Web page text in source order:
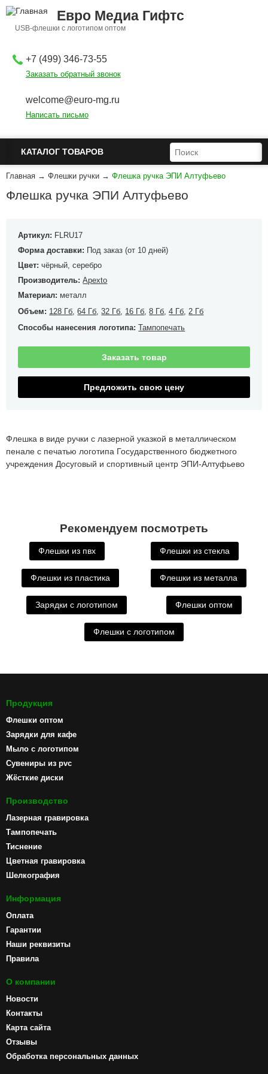
Перейти к основному содержанию
Евро Медиа Гифтс
USB-флешки с логотипом оптом
+7 (499) 346-73-55
Заказать обратный звонок
welcome@euro-mg.ru
Написать письмо
КАТАЛОГ ТОВАРОВ ФОРМА ПОИСКА
ПОИСК
Главная → Флешки ручки → Флешка ручка ЭПИ Алтуфьево
Флешка ручка ЭПИ Алтуфьево
Артикул: FLRU17
Форма доставки: Под заказ (от 10 дней)
Цвет:чёрный, серебро
Производитель:Apexto
Материал: металл
Объем: 128 Гб ,64 Гб ,32 Гб 16 Гб ,8 Гб ,4 Гб 2 Гб
Способы нанесения логотипа:Тампопечать
Заказать товар
Предложить свою цену
Флешка в виде ручки с лазерной указкой в металлическом
пенале с печатью логотипа Государственного бюджетного
учреждения Досуговый и спортивный центр ЭПИ-Алтуфьево
Рекомендуем посмотреть
Флешки из пвх Флешки из стекла
Флешки из пластика Флешки из металла
Зарядки с логотипом Флешки оптом
Флешки с логотипом
Продукция
Флешки оптом
Зарядки для кафе
Мыло с логотипом
Сувениры из pvc
Жёсткие диски
Производство
Лазерная гравировка
Тампопечать
Тиснение
Цветная гравировка
Шелкография
Информация
Оплата
Гарантии
Наши реквизиты
Правила
О компании
Новости
Контакты
Карта сайта
Отзывы
Обработка персональных данных